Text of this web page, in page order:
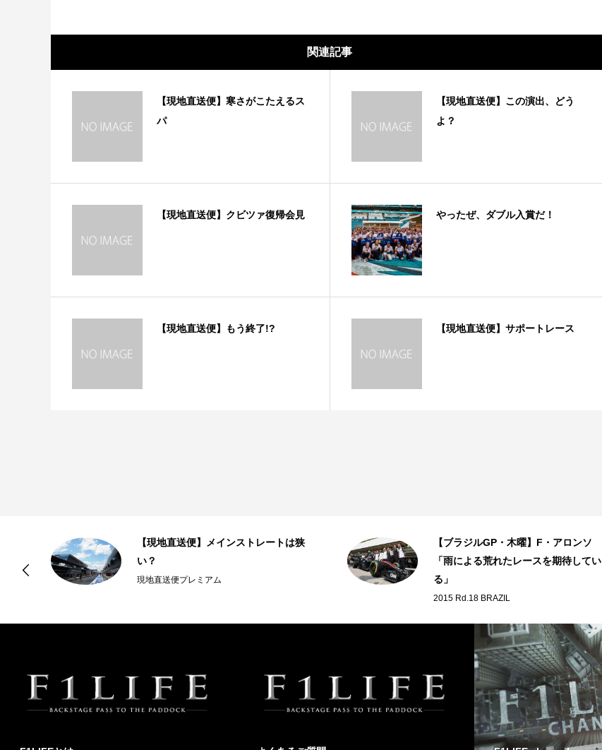
関連記事
【現地直送便】寒さがこたえるス
パ
【現地直送便】この演出、どう
よ？
【現地直送便】クビツァ復帰会見 やったぜ、ダブル入賞だ！
【現地直送便】もう終了!? 【現地直送便】サポートレース
【現地直送便】メインストレートは狭
い？
現地直送便プレミアム
【ブラジルGP・木曜】F・アロンソ
「雨による荒れたレースを期待してい
る」
2015 Rd.18 BRAZIL